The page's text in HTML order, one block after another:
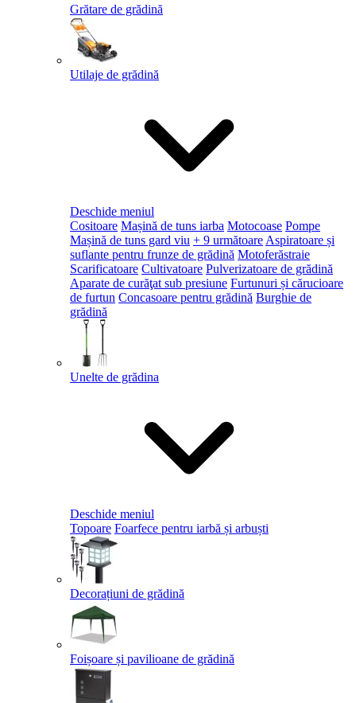
Grătare de grădină
Utilaje de grădină
Deschide meniul
Cositoare Mașină de tuns iarba Motocoase Pompe
Mașină de tuns gard viu + 9 următoare Aspiratoare și
suflante pentru frunze de grădină Motoferăstraie
Scarificatoare Cultivatoare Pulverizatoare de grădină
Aparate de curăţat sub presiune Furtunuri și cărucioare
de furtun Concasoare pentru grădină Burghie de
grădină
Unelte de grădina
Deschide meniul
Topoare Foarfece pentru iarbă și arbuști
Decorațiuni de grădină
Foișoare și pavilioane de grădină